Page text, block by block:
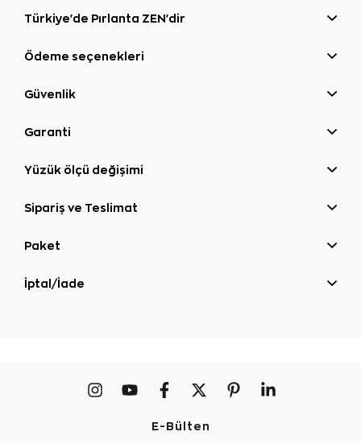
Türkiye'de Pırlanta ZEN'dir
Ödeme seçenekleri
Güvenlik
Garanti
Yüzük ölçü değişimi
Sipariş ve Teslimat
Paket
İptal/İade
E-Bülten